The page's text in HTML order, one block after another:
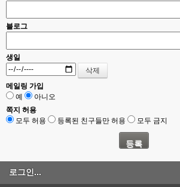
블로그
생일
메일링 가입
예
아니오
쪽지 허용
모두 허용
등록된 친구들만 허용 모두 금지
로그인...